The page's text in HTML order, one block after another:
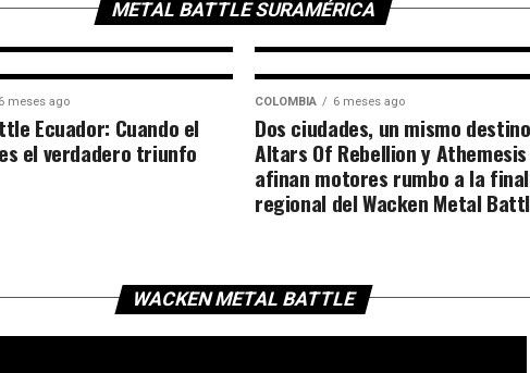
METAL BATTLE SURAMÉRICA
en su 35º
6 meses ago
Ecuador: Cuando el
el verdadero triunfo
COLOMBIA 6 meses ago
Dos ciudades, un mismo
Altars Of Rebellion y Athemesis
afinan motores rumbo a la final
regional del Wacken Metal
WACKEN METAL BATTLE